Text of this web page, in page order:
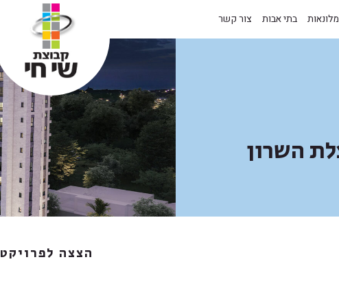
מלונאות בתי אבות צור קשר
הצצה לפרויקט